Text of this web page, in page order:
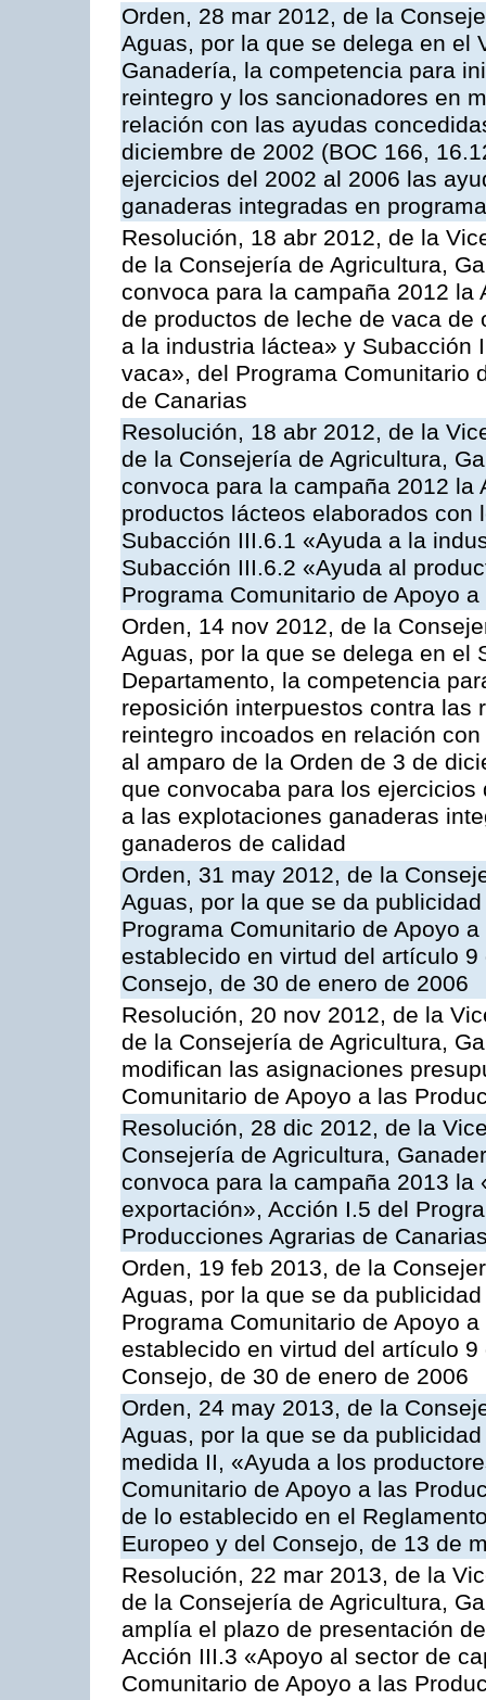
Orden, 28 mar 2012, de la
Aguas, por la que se delega en el
Ganadería, la competencia para
reintegro y los sancionadores en
relación con las ayudas
diciembre de 2002 (BOC 166,
ejercicios del 2002 al 2006 las
ganaderas integradas en
Resolución, 18 abr 2012, de la
de la Consejería de Agricultura,
convoca para la campaña 2012
de productos de leche de vaca
a la industria láctea» y Subacción
vaca», del Programa Comunitario
de Canarias
Resolución, 18 abr 2012, de la
de la Consejería de Agricultura,
convoca para la campaña 2012
productos lácteos elaborados
Subacción III.6.1 «Ayuda a la
Subacción III.6.2 «Ayuda al
Programa Comunitario de Apoyo
Orden, 14 nov 2012, de la
Aguas, por la que se delega en el
Departamento, la competencia
reposición interpuestos contra las
reintegro incoados en relación
al amparo de la Orden de 3 de
que convocaba para los
a las explotaciones ganaderas
ganaderos de calidad
Orden, 31 may 2012, de la
Aguas, por la que se da
Programa Comunitario de Apoyo
establecido en virtud del artículo
Consejo, de 30 de enero de 2006
Resolución, 20 nov 2012, de la
de la Consejería de Agricultura,
modifican las asignaciones
Comunitario de Apoyo a las
Resolución, 28 dic 2012, de la
Consejería de Agricultura,
convoca para la campaña 2013
exportación», Acción I.5 del
Producciones Agrarias de
Orden, 19 feb 2013, de la
Aguas, por la que se da
Programa Comunitario de Apoyo
establecido en virtud del artículo
Consejo, de 30 de enero de 2006
Orden, 24 may 2013, de la
Aguas, por la que se da
medida II, «Ayuda a los
Comunitario de Apoyo a las
de lo establecido en el
Europeo y del Consejo, de 13 de
Resolución, 22 mar 2013, de la
de la Consejería de Agricultura,
amplía el plazo de presentación
Acción III.3 «Apoyo al sector de
Comunitario de Apoyo a las